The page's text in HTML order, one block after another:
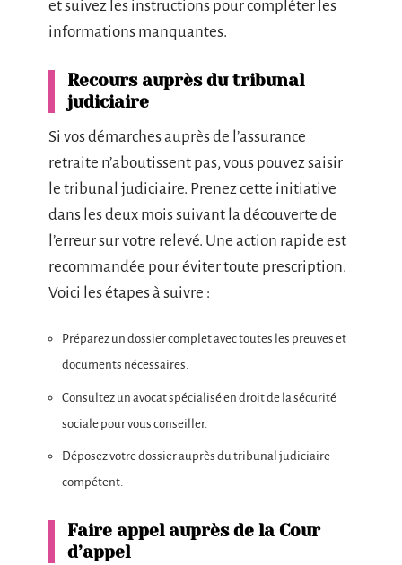
et suivez les instructions pour compléter les
informations manquantes.
Recours auprès du tribunal
judiciaire
Si vos démarches auprès de l’assurance
retraite n’aboutissent pas, vous pouvez saisir
le tribunal judiciaire. Prenez cette initiative
dans les deux mois suivant la découverte de
l’erreur sur votre relevé. Une action rapide est
recommandée pour éviter toute prescription.
Voici les étapes à suivre :
Préparez un dossier complet avec toutes les preuves et
documents nécessaires.
Consultez un avocat spécialisé en droit de la sécurité
sociale pour vous conseiller.
Déposez votre dossier auprès du tribunal judiciaire
compétent.
Faire appel auprès de la Cour
d’appel